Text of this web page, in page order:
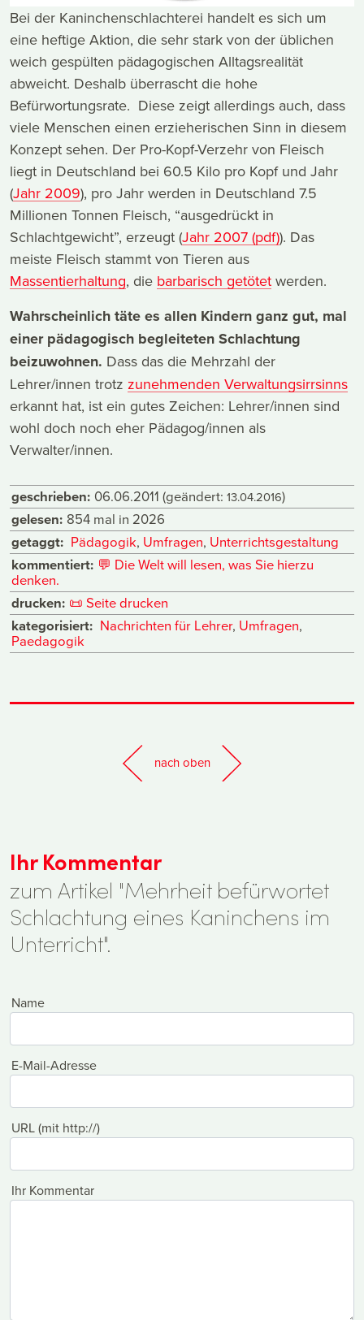
Bei der Kaninchenschlachterei handelt es sich um
eine heftige Aktion, die sehr stark von der üblichen
weich gespülten pädagogischen Alltagsrealität
abweicht. Deshalb überrascht die hohe
Befürwortungsrate. Diese zeigt allerdings auch, dass
viele Menschen einen erzieherischen Sinn in diesem
Konzept sehen. Der Pro-Kopf-Verzehr von Fleisch
liegt in Deutschland bei 60.5 Kilo pro Kopf und Jahr
(Jahr 2009), pro Jahr werden in Deutschland 7.5
Millionen Tonnen Fleisch, “ausgedrückt in
Schlachtgewicht”, erzeugt (Jahr 2007 (pdf)). Das
meiste Fleisch stammt von Tieren aus
Massentierhaltung, die barbarisch getötet werden.
Wahrscheinlich täte es allen Kindern ganz gut, mal
einer pädagogisch begleiteten Schlachtung
beizuwohnen. Dass das die Mehrzahl der
Lehrer/innen trotz zunehmenden Verwaltungsirrsinns
erkannt hat, ist ein gutes Zeichen: Lehrer/innen sind
wohl doch noch eher Pädagog/innen als
Verwalter/innen.
geschrieben: 06.06.2011 (geändert: 13.04.2016)
gelesen: 854 mal in 2026
getaggt: Pädagogik, Umfragen, Unterrichtsgestaltung
kommentiert: 💬 Die Welt will lesen, was Sie hierzu
denken.
drucken: 📜 Seite drucken
kategorisiert: Nachrichten für Lehrer, Umfragen,
Paedagogik
nach oben
Ihr Kommentar
zum Artikel "Mehrheit befürwortet
Schlachtung eines Kaninchens im
Unterricht".
Name
E-Mail-Adresse
URL (mit http://)
Ihr Kommentar